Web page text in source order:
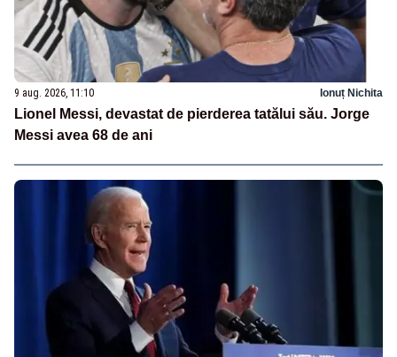
9 aug. 2026, 11:10 Ionuț Nichita
Lionel Messi, devastat de pierderea tatălui său. Jorge
Messi avea 68 de ani